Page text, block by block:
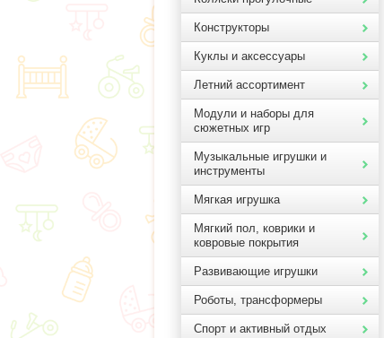
Конструкторы
Куклы и аксессуары
Летний ассортимент
Модули и наборы для
сюжетных игр
Музыкальные игрушки и
инструменты
Мягкая игрушка
Мягкий пол, коврики и
ковровые покрытия
Развивающие игрушки
Роботы, трансформеры
Спорт и активный отдых